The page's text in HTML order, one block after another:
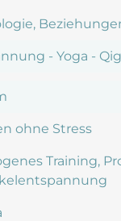
- Yoga -
ohne Stress
Training,